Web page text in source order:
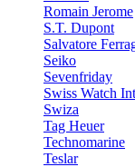
Romain Jerome
S.T. Dupont
Salvatore
Seiko
Sevenfriday
Swiss Watch
Swiza
Tag Heuer
Technomarine
Teslar